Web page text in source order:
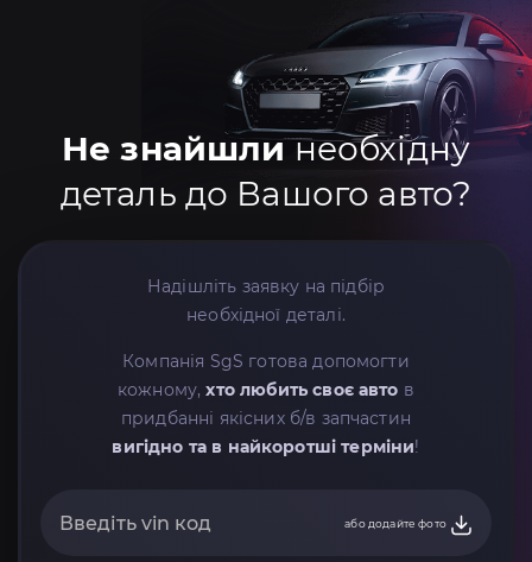
Не знайшлинеобхідну
деталь до Вашого авто?
Надішліть заявку на підбір
необхідної деталі.
Компанія SgS готова допомогти
кожному,хто любить своє авто в
придбанні якісних б/в запчастин
вигідно та в найкоротші терміни!
або додайте фото